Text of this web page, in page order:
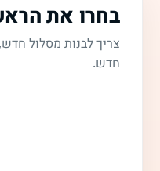
בחרו את
צריך לבנות מסלול
חדש.